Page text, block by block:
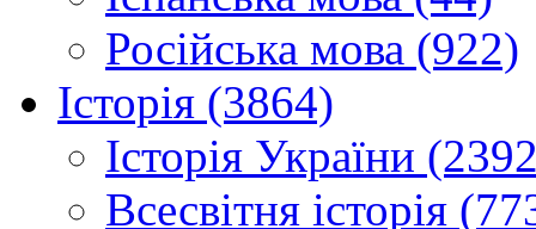
Російська мова (922)
Історія (3864)
Історія України
Всесвітня історія